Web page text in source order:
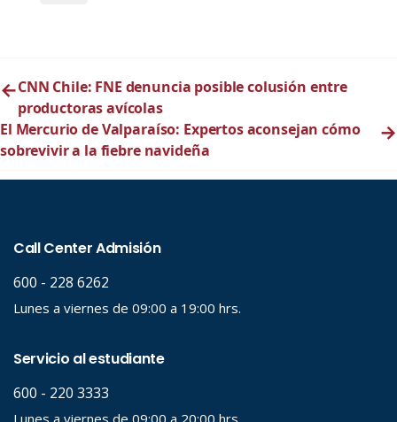
←CNN Chile: FNE denuncia posible colusión entre
productoras avícolas
El Mercurio de Valparaíso: Expertos aconsejan cómo
sobrevivir a la fiebre navideña
→